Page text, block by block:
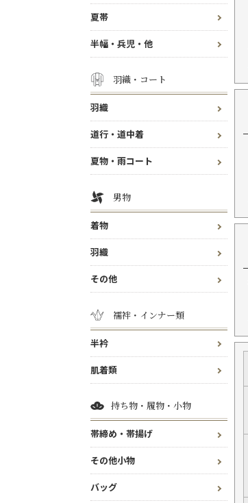
夏帯
半幅・兵児・他
羽織・コート
羽織
道行・道中着
夏物・雨コート
男物
着物
羽織
その他
襦袢・インナー類
半衿
肌着類
持ち物・履物・小物
帯締め・帯揚げ
その他小物
バッグ